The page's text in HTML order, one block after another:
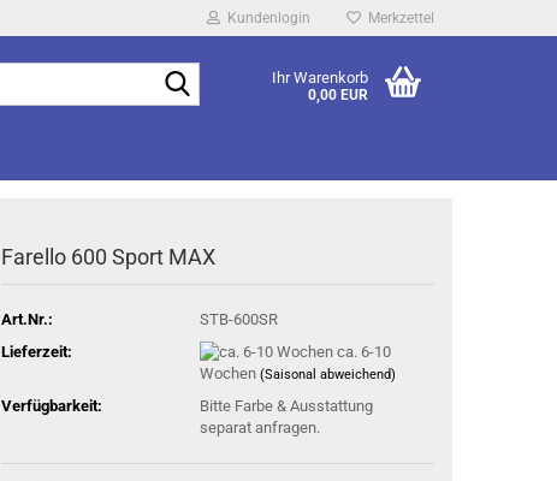
Kundenlogin Merkzettel
Ihr Warenkorb
0,00 EUR
Farello 600 Sport MAX
Art.Nr.:
STB-600SR
Lieferzeit:
ca. 6-10
Wochen (Saisonal abweichend)
Verfügbarkeit:
Bitte Farbe & Ausstattung
separat anfragen.